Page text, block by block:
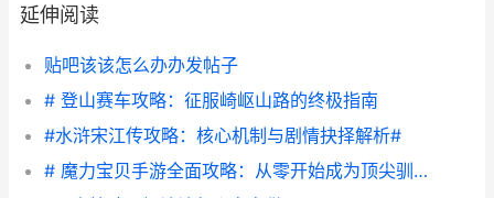
延伸阅读
贴吧该该怎么办办发帖子
# 登山赛车攻略：征服崎岖山路的终极指南
#水浒宋江传攻略：核心机制与剧情抉择解析#
# 魔力宝贝手游全面攻略：从零开始成为顶尖驯兽师